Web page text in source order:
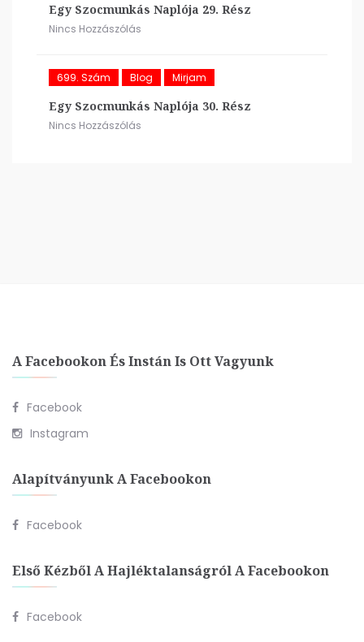
Egy Szocmunkás Naplója 29. Rész
Nincs Hozzászólás
699. Szám Blog Mirjam
Egy Szocmunkás Naplója 30. Rész
Nincs Hozzászólás
A Facebookon És Instán Is Ott Vagyunk
Facebook
Instagram
Alapítványunk A Facebookon
Facebook
Első Kézből A Hajléktalanságról A Facebookon
Facebook